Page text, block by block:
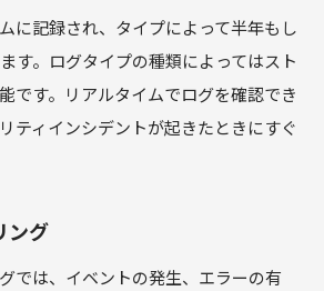
に記録され、タイプによって半年もし
す。ログタイプの種類によってはスト
です。リアルタイムでログを確認でき
ティインシデントが起きたときにすぐ
ング
では、イベントの発生、エラーの有